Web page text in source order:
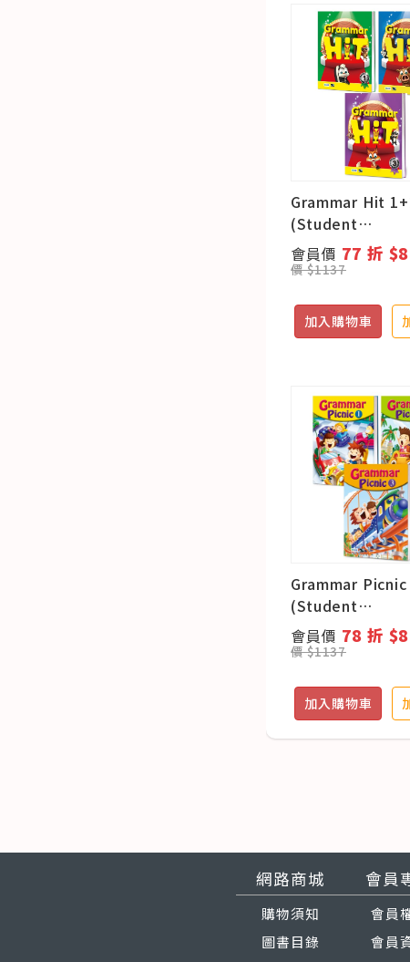
Grammar Hit
(Student
學習資源)
會員價 77 折
價 $1137
加入購物車
Grammar
(Student
式數位遊戲)
會員價 78 折
價 $1137
加入購物車
網路商城
購物須知
圖書目錄
會員
會員
會員